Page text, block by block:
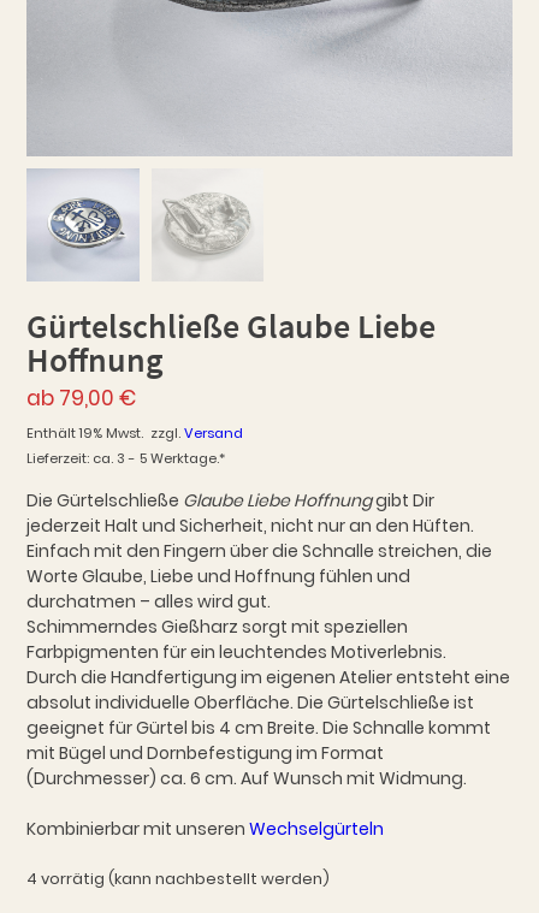
Gürtelschließe Glaube Liebe
Hoffnung
ab 79,00€
Enthält 19% Mwst. zzgl.Versand
Lieferzeit: ca. 3 - 5 Werktage.*
Die Gürtelschließe Glaube Liebe Hoffnunggibt Dir
jederzeit Halt und Sicherheit, nicht nur an den Hüften.
Einfach mit den Fingern über die Schnalle streichen, die
Worte Glaube, Liebe und Hoffnung fühlen und
durchatmen – alles wird gut.
Schimmerndes Gießharz sorgt mit speziellen
Farbpigmenten für ein leuchtendes Motiverlebnis.
Durch die Handfertigung im eigenen Atelier entsteht eine
absolut individuelle Oberfläche. Die Gürtelschließe ist
geeignet für Gürtel bis 4 cm Breite. Die Schnalle kommt
mit Bügel und Dornbefestigung im Format
(Durchmesser) ca. 6 cm. Auf Wunsch mit Widmung.
Kombinierbar mit unserenWechselgürteln
4 vorrätig (kann nachbestellt werden)